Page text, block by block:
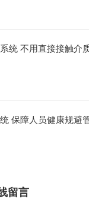
统 不用直接接触介
保障人员健康规避
留言